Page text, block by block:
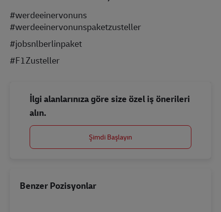
#werdeeinervonuns
#werdeeinervonunspaketzusteller
#jobsnlberlinpaket
#F1Zusteller
İlgi alanlarınıza göre size özel iş önerileri
alın.
Şimdi Başlayın
Benzer Pozisyonlar